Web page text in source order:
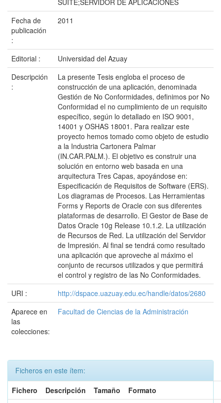
SUITE;SERVIDOR DE APLICACIONES
Fecha de
publicación
:
2011
Editorial :
Universidad del Azuay
Descripción
:
La presente Tesis engloba el proceso de
construcción de una aplicación, denominada
Gestión de No Conformidades, definimos por No
Conformidad el no cumplimiento de un requisito
específico, según lo detallado en ISO 9001,
14001 y OSHAS 18001. Para realizar este
proyecto hemos tomado como objeto de estudio
a la Industria Cartonera Palmar
(IN.CAR.PALM.). El objetivo es construir una
solución en entorno web basada en una
arquitectura Tres Capas, apoyándose en:
Especificación de Requisitos de Software (ERS).
Los diagramas de Procesos. Las Herramientas
Forms y Reports de Oracle con sus diferentes
plataformas de desarrollo. El Gestor de Base de
Datos Oracle 10g Release 10.1.2. La utilización
de Recursos de Red. La utilización del Servidor
de Impresión. Al final se tendrá como resultado
una aplicación que aproveche al máximo el
conjunto de recursos utilizados y que permitirá
el control y registro de las No Conformidades.
URI :
http://dspace.uazuay.edu.ec/handle/datos/2680
Aparece en
las
colecciones:
Facultad de Ciencias de la Administración
Ficheros en este ítem:
Fichero
Descripción Tamaño
Formato